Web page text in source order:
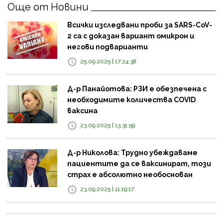
Още от Новини
Всички изследвани проби за SARS-CoV-
2 са с доказан вариант омикрон и
негови подварианти
25.09.2025 | 17:24:38
Д-р Панайотова: РЗИ е обезпечена с
необходимите количества COVID
ваксина
23.09.2025 | 13:31:59
Д-р Николова: Трудно убеждаваме
пациентите да се ваксинират, този
страх е абсолютно необоснован
23.09.2025 | 11:19:17